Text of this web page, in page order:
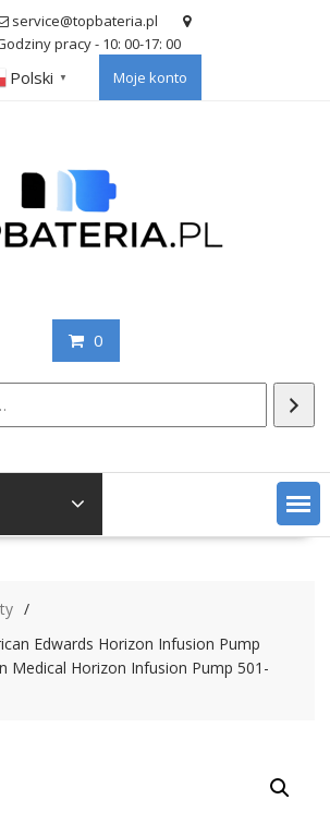
service@topbateria.pl
pracy - 10: 00-17: 00
Polski ▼ Moje konto
0
Edwards Horizon Infusion Pump
Medical Horizon Infusion Pump 501-